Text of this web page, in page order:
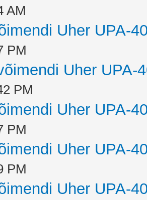
AM
Uher UPA-
PM
Uher UPA-
PM
Uher UPA-
PM
Uher UPA-
PM
Uher UPA-